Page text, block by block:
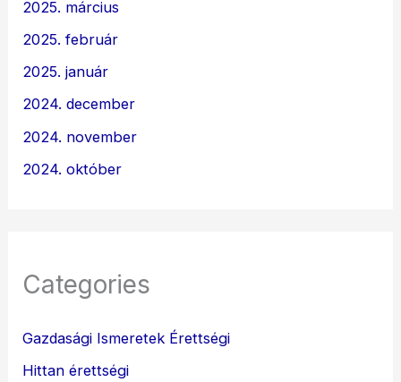
2025. március
2025. február
2025. január
2024. december
2024. november
2024. október
Categories
Gazdasági Ismeretek Érettségi
Hittan érettségi